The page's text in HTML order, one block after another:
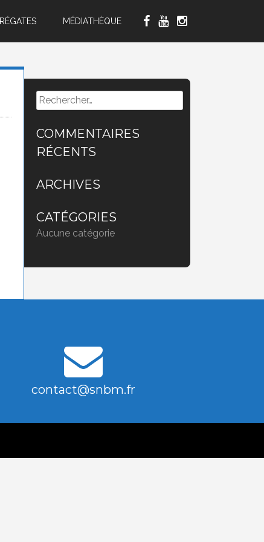
RÉGATES MÉDIATHÈQUE
Rechercher :
COMMENTAIRES
RÉCENTS
ARCHIVES
CATÉGORIES
Aucune catégorie
contact@snbm.fr